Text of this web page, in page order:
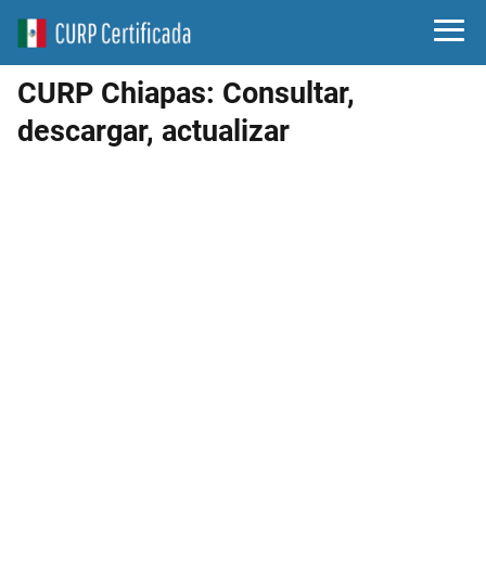
CURP Chiapas: Consultar,
descargar, actualizar